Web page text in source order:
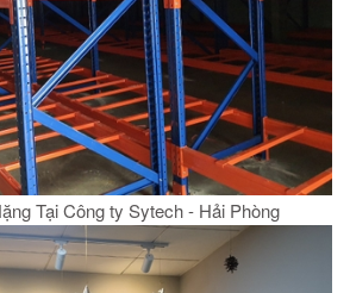
Tại Công ty Sytech - Hải Phòng